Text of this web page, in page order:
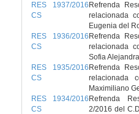
RES 1937/2016
CS
Refrenda
relacionada
Eugenia del
RES 1936/2016
CS
Refrenda
relacionada
Sofia
RES 1935/2016
CS
Refrenda
relacionada
Maximiliano
RES 1934/2016
CS
Refrenda
2/2016 del